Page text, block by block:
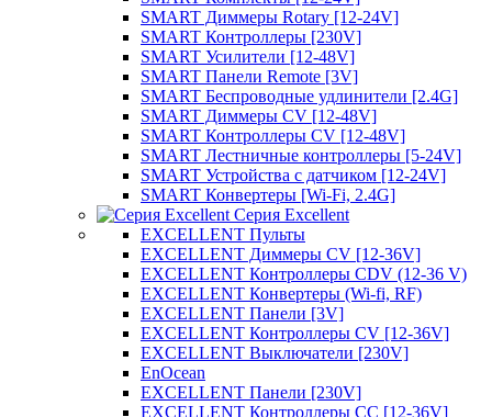
SMART Диммеры Rotary [12-24V]
SMART Контроллеры [230V]
SMART Усилители [12-48V]
SMART Панели Remote [3V]
SMART Беспроводные удлинители [2.4G]
SMART Диммеры CV [12-48V]
SMART Контроллеры CV [12-48V]
SMART Лестничные контроллеры [5-24V]
SMART Устройства с датчиком [12-24V]
SMART Конвертеры [Wi-Fi, 2.4G]
Серия Excellent
EXCELLENT Пульты
EXCELLENT Диммеры CV [12-36V]
EXCELLENT Контроллеры CDV (12-36 V)
EXCELLENT Конвертеры (Wi-fi, RF)
EXCELLENT Панели [3V]
EXCELLENT Контроллеры CV [12-36V]
EXCELLENT Выключатели [230V]
EnOcean
EXCELLENT Панели [230V]
EXCELLENT Контроллеры CC [12-36V]